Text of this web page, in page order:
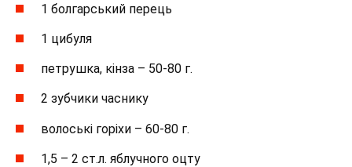
1 болгарський перець
1 цибуля
петрушка, кінза – 50-80 г.
2 зубчики часнику
волоські горіхи – 60-80 г.
1,5 – 2 ст.л. яблучного оцту